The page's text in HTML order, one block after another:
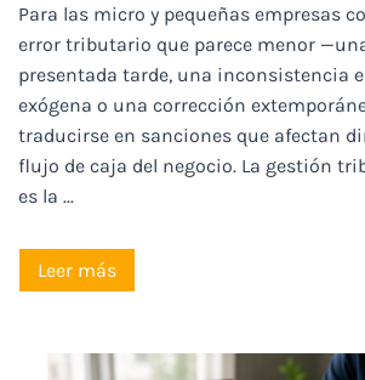
Para las micro y pequeñas empresas
error tributario que parece menor
presentada tarde, una inconsistencia
exógena o una corrección
traducirse en sanciones que afectan
flujo de caja del negocio. La gestión
es la ...
Leer más